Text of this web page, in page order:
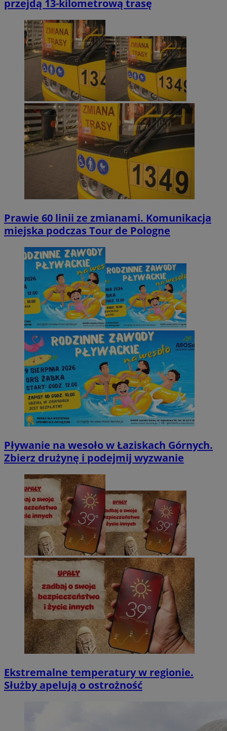
przejdą 13-kilometrową trasę
Prawie 60 linii ze zmianami. Komunikacja
miejska podczas Tour de Pologne
Pływanie na wesoło w Łaziskach Górnych.
Zbierz drużynę i podejmij wyzwanie
Ekstremalne temperatury w regionie.
Służby apelują o ostrożność